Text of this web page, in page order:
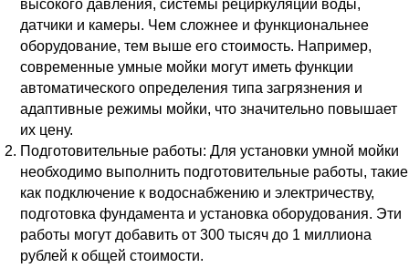
высокого давления, системы рециркуляции воды,
датчики и камеры. Чем сложнее и функциональнее
оборудование, тем выше его стоимость. Например,
современные умные мойки могут иметь функции
автоматического определения типа загрязнения и
адаптивные режимы мойки, что значительно повышает
их цену.
Подготовительные работы: Для установки умной мойки
необходимо выполнить подготовительные работы, такие
как подключение к водоснабжению и электричеству,
подготовка фундамента и установка оборудования. Эти
работы могут добавить от 300 тысяч до 1 миллиона
рублей к общей стоимости.